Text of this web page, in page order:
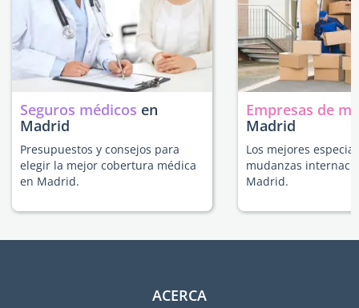
Seguros médicos en
Madrid
Presupuestos y consejos para
elegir la mejor cobertura médica
en Madrid.
Empresas de
Madrid
Los mejores
mudanzas
Madrid.
ACERCA